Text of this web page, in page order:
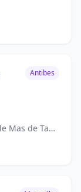
Antibes
Cabinet paramédical Galerie Commerciale Mas de Tanit, 15 Chem. Tanit, 06160 Antibes